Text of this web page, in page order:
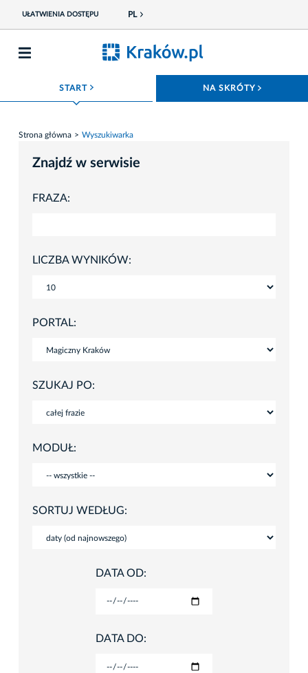
UŁATWIENIA DOSTĘPU PL
START ROZWIŃ MENU NA SKRÓTY
Strona główna Wyszukiwarka
Znajdź w serwisie
FRAZA:
LICZBA WYNIKÓW:
PORTAL:
SZUKAJ PO:
MODUŁ:
SORTUJ WEDŁUG:
DATA OD:
DATA DO: